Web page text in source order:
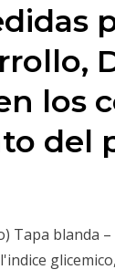
los
del
blanda –
glicemico,